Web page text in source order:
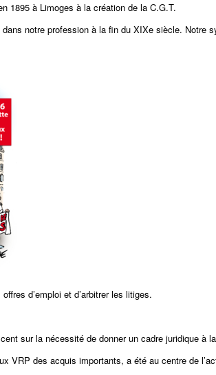
1895 à Limoges à la création de la C.G.T.
notre profession à la fin du XIXe siècle. Notre
d’emploi et d’arbitrer les litiges.
sur la nécessité de donner un cadre juridique à
VRP des acquis importants, a été au centre de